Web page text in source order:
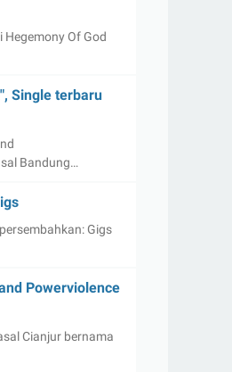
Of God
Single terbaru
Bandung…
Gigs
Powerviolence
Cianjur bernama